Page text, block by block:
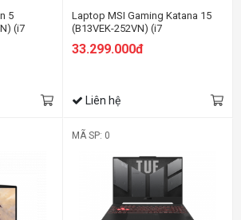
5
(i7
3060
Laptop MSI Gaming Katana 15
(B13VEK-252VN) (i7
SSD/RTX4050 6GB/15.6FHD
33.299.000đ
Liên hệ
MÃ SP: 0